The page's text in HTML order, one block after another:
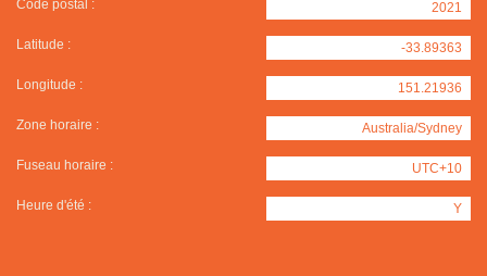
Code postal : 2021
Latitude : -33.89363
Longitude : 151.21936
Zone horaire : Australia/Sydney
Fuseau horaire : UTC+10
Heure d'été : Y